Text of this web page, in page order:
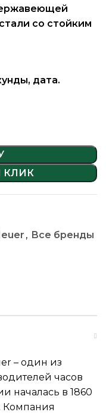
со стойким
дата.
КЛИК
, Все бренды
– один из
часов
началась в 1860
Компания